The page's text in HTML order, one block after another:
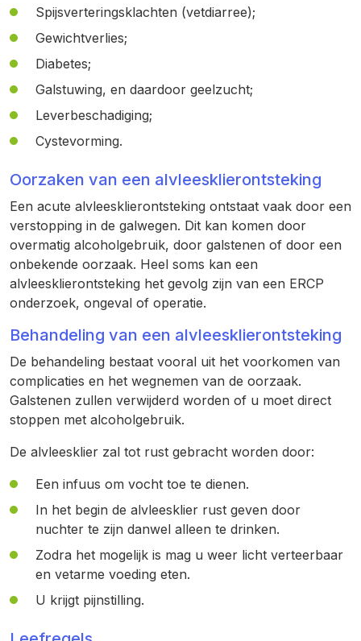
Spijsverteringsklachten (vetdiarree);
Gewichtverlies;
Diabetes;
Galstuwing, en daardoor geelzucht;
Leverbeschadiging;
Cystevorming.
Oorzaken van een alvleesklierontsteking
Een acute alvleesklierontsteking ontstaat vaak door een
verstopping in de galwegen. Dit kan komen door
overmatig alcoholgebruik, door galstenen of door een
onbekende oorzaak. Heel soms kan een
alvleesklierontsteking het gevolg zijn van een ERCP
onderzoek, ongeval of operatie.
Behandeling van een alvleesklierontsteking
De behandeling bestaat vooral uit het voorkomen van
complicaties en het wegnemen van de oorzaak.
Galstenen zullen verwijderd worden of u moet direct
stoppen met alcoholgebruik.
De alvleesklier zal tot rust gebracht worden door:
Een infuus om vocht toe te dienen.
In het begin de alvleesklier rust geven door
nuchter te zijn danwel alleen te drinken.
Zodra het mogelijk is mag u weer licht verteerbaar
en vetarme voeding eten.
U krijgt pijnstilling.